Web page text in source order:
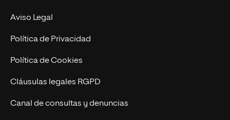
MBA
Marketing y Comunicación
Ingeniería
Diseño
Ciencias de la Salud
Contacto
Aviso Legal
Política de Privacidad
Política de Cookies
Cláusulas legales RGPD
Canal de consultas y denuncias